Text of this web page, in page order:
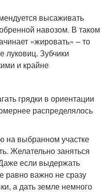
высаживать
навозом. В таком
«жировать» – то
луковиц. Зубчики
и крайне
грядки в ориентации
распределялось
на выбранном участке
Желательно заняться
если выдержать
равно важно не сразу
а дать земле немного